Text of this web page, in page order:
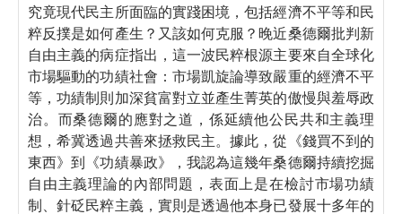
究竟現代民主所面臨的實踐困境，包括經濟不平等和民
粹反撲是如何產生？又該如何克服？晚近桑德爾批判新
自由主義的病症指出，這一波民粹根源主要來自全球化
市場驅動的功績社會：市場凱旋論導致嚴重的經濟不平
等，功績制則加深貧富對立並產生菁英的傲慢與羞辱政
治。而桑德爾的應對之道，係延續他公民共和主義理
想，希冀透過共善來拯救民主。據此，從《錢買不到的
東西》到《功績暴政》，我認為這幾年桑德爾持續挖掘
自由主義理論的內部問題，表面上是在檢討市場功績
制、針砭民粹主義，實則是透過他本身已發展十多年的